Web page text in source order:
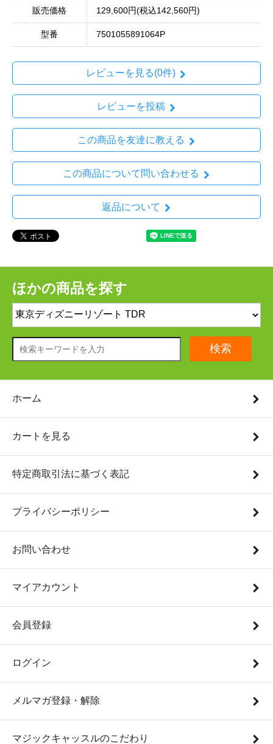
販売価格 129,600円(税込142,560円)
型番 7501055891064P
レビューを見る(0件)
レビューを投稿
この商品を友達に教える
この商品について問い合わせる
返品について
ほかの商品を探す
検索
ホーム
カートを見る
特定商取引法に基づく表記
プライバシーポリシー
お問い合わせ
マイアカウント
会員登録
ログイン
メルマガ登録・解除
マジックキャッスルのこだわり